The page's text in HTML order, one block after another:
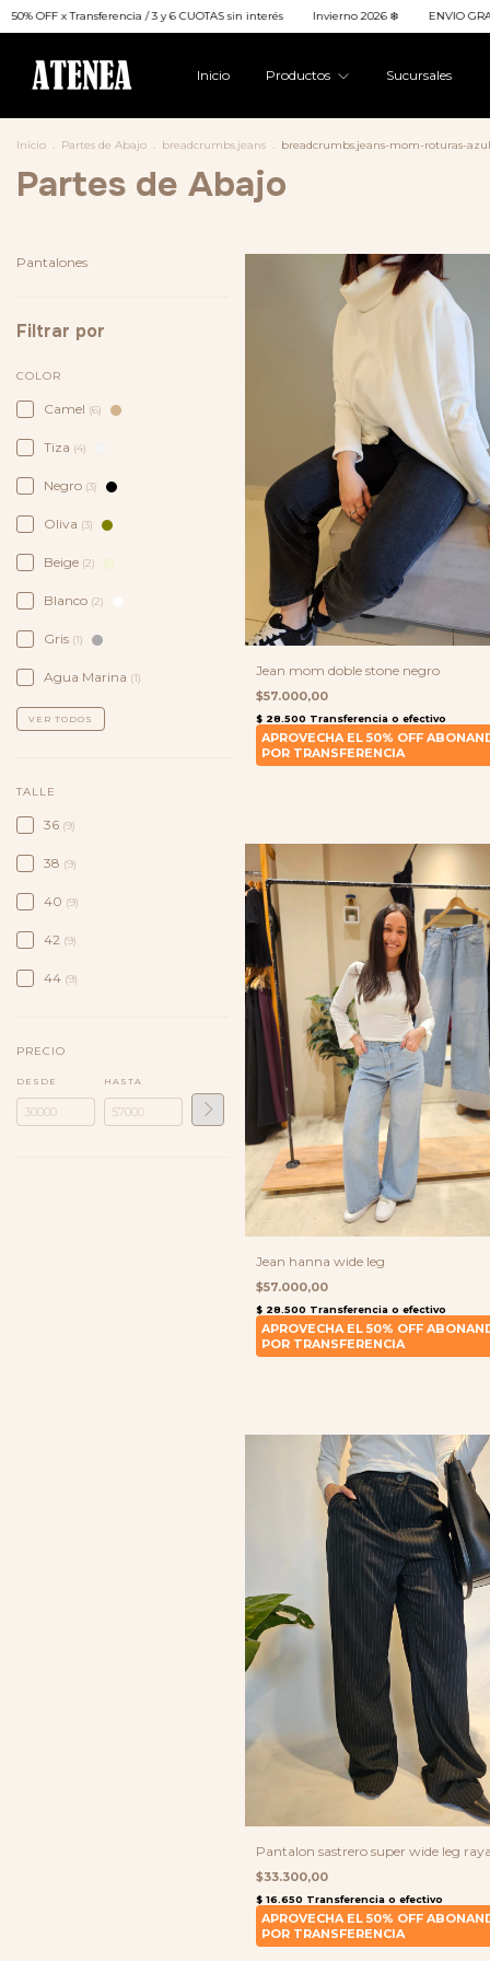
CUOTAS sin interés Invierno 2026 ❄️ ENVIO GRATIS a todo el país en compras
Inicio Productos Sucursales
Inicio . Partes de Abajo . breadcrumbs.jeans . breadcrumbs.jeans-mom-roturas-azul
Partes de Abajo
Pantalones
Filtrar por
COLOR
Camel (6)
Tiza (4)
Negro (3)
Oliva (3)
Beige (2)
Blanco (2)
Gris (1)
Agua Marina (1)
VER TODOS
TALLE
36 (9)
38 (9)
40 (9)
42 (9)
44 (9)
PRECIO
DESDE HASTA
Jean mom doble stone negro
$57.000,00
Jean hanna wide leg
$57.000,00
Pantalon sastrero super wide leg
$33.300,00